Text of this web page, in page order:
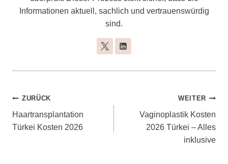
Informationen aktuell, sachlich und vertrauenswürdig
sind.
Beitragsnavigation
ZURÜCK
Haartransplantation
Türkei Kosten 2026
WEITER
Vaginoplastik Kosten
2026 Türkei – Alles
inklusive